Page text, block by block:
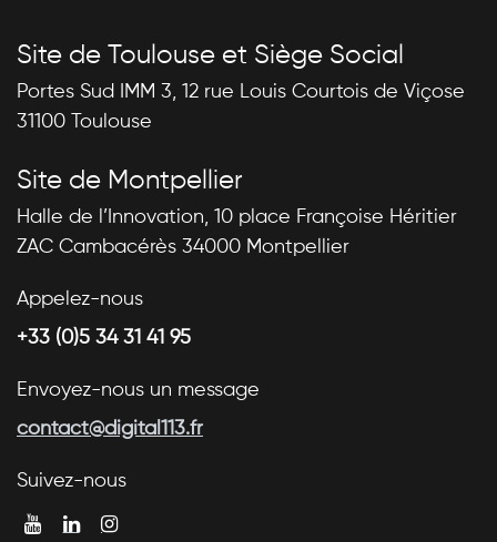
Site de Toulouse et Siège Social
Portes Sud IMM 3, 12 rue Louis Courtois de Viçose
31100 Toulouse
Site de Montpellier
Halle de l’Innovation, 10 place Françoise Héritier
ZAC Cambacérès 34000 Montpellier
Appelez-nous
+33 (0)5 34 31 41 95
Envoyez-nous un message
contact@digital113.fr
Suivez-nous